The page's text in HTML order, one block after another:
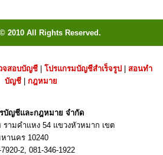
2010 All Rights Reserved.
จสอบบัญชี โปรแกรมบัญชีสำเร็จรูป
สอนทำ
บัญชี| กฎหมาย
บัญชีและกฎหมาย จำกัด
รามคำแหง 54 แขวงหัวหมาก เขต
านคร 10240
-2, 081-346-1922